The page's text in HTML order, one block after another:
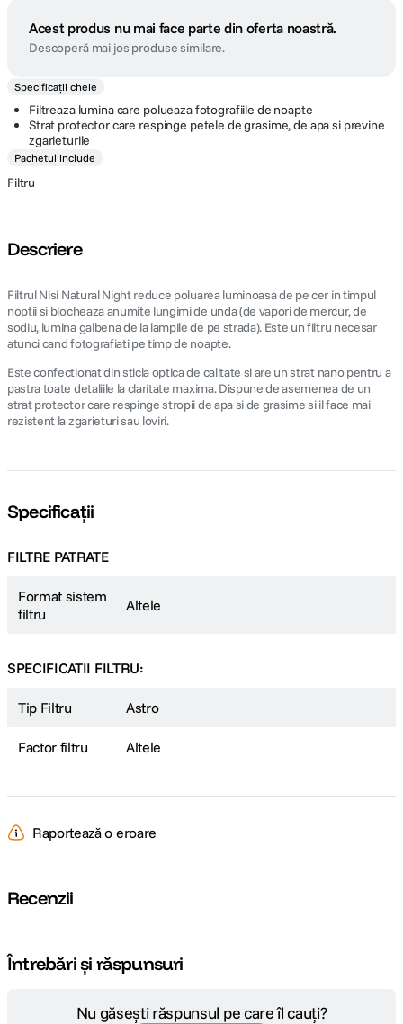
Acest produs nu mai face parte din oferta noastră.
Descoperă mai jos produse similare.
Specificații cheie
Filtreaza lumina care polueaza fotografiile de noapte
Strat protector care respinge petele de grasime, de apa si previne
zgarieturile
Pachetul include
Filtru
Descriere
Filtrul Nisi Natural Night reduce poluarea luminoasa de pe cer in timpul
noptii si blocheaza anumite lungimi de unda (de vapori de mercur, de
sodiu, lumina galbena de la lampile de pe strada). Este un filtru necesar
atunci cand fotografiati pe timp de noapte.
Este confectionat din sticla optica de calitate si are un strat nano pentru a
pastra toate detaliile la claritate maxima. Dispune de asemenea de un
strat protector care respinge stropii de apa si de grasime si il face mai
rezistent la zgarieturi sau loviri.
Specificații
FILTRE PATRATE
Format sistem
filtru
Altele
SPECIFICATII FILTRU:
Tip Filtru Astro
Factor filtru Altele
Raportează o eroare
Recenzii
Întrebări și răspunsuri
Nu găsești răspunsul pe care îl cauți?